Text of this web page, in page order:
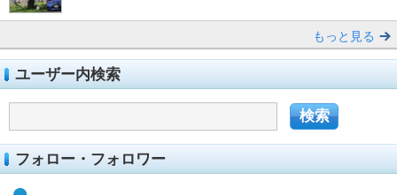
もっと見る
ユーザー内検索
フォロー・フォロワー